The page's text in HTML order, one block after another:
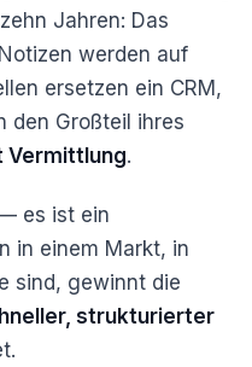
Jahren: Das
werden auf
ersetzen ein CRM,
den Großteil ihres
Vermittlung.
es ist ein
in einem Markt, in
sind, gewinnt die
strukturierter